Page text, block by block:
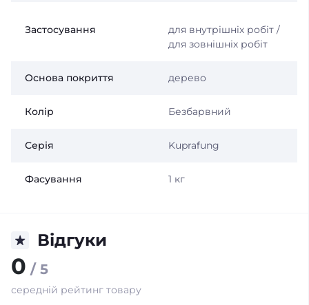
Застосування
для внутрішніх робіт /
для зовнішніх робіт
Основа покриття дерево
Колір Безбарвний
Серія Kuprafung
Фасування 1 кг
Відгуки
0 / 5
середній рейтинг товару